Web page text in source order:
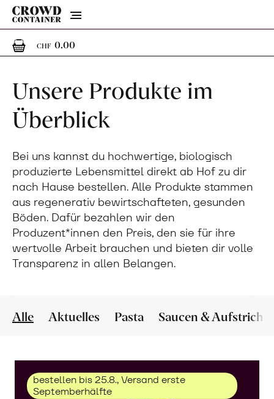
Menu
CHF 0.000 Artikel im Warenkorb
Unsere Produkte im
Überblick
Bei uns kannst du hochwertige, biologisch
produzierte Lebensmittel direkt ab Hof zu dir
nach Hause bestellen. Alle Produkte stammen
aus regenerativ bewirtschafteten, gesunden
Böden. Dafür bezahlen wir den
Produzent*innen den Preis, den sie für ihre
wertvolle Arbeit brauchen und bieten dir volle
Transparenz in allen Belangen.
Alle Aktuelles Pasta Saucen & Aufstriche
bestellen bis 25.8., Versand erste
Septemberhälfte